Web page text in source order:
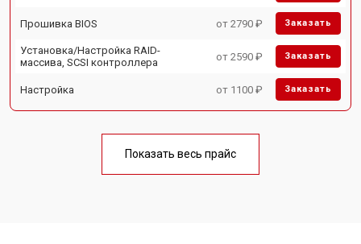
Прошивка BIOS от 2790 ₽ Заказать
Установка/Настройка RAID-
массива, SCSI контроллера
от 2590 ₽ Заказать
Настройка от 1100 ₽ Заказать
Показать весь прайс